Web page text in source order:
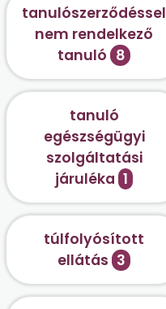
tanulószerződéssel
nem rendelkező
tanuló 8
tanuló
egészségügyi
szolgáltatási
járuléka 1
túlfolyósított
ellátás 3